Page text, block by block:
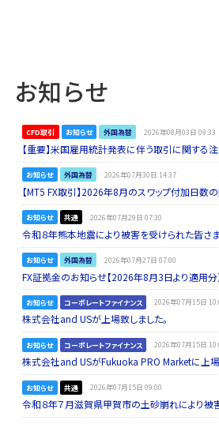
お知らせ
CFD取引 お知らせ 外国為替 2026年08月03日 09:33
【重要】米国雇用統計発表に伴う取引に関する
お知らせ 外国為替 2026年07月30日 14:37
【MT5 FX取引】2026年8月のスワップ付加日数
お知らせ 共通 2026年07月29日 07:30
令和８年熊本地震により被害を受けられた皆さ
お知らせ 外国為替 2026年07月27日 07:00
FX証拠金のお知らせ【2026年8月3日より適用分
お知らせ コーポレートファイナンス 2026年07月15日
株式会社and USが上場致しました。
お知らせ コーポレートファイナンス 2026年07月15日
株式会社and USがFukuoka PRO Marketに上場
お知らせ 共通 2026年07月15日 09:00
令和８年７月滋賀県甲賀市の土砂崩れにより被